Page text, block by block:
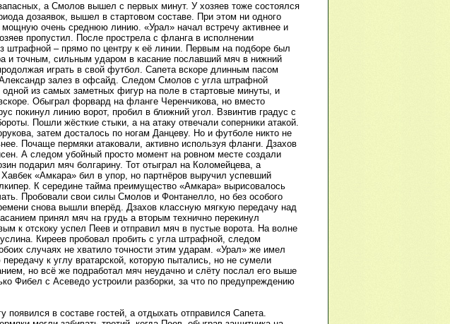
а Смолов вышел с первых минут. У хозяев тоже состоялся
дозаявок, вышел в стартовом составе. При этом ни одного
очень среднюю линию. «Урал» начал встречу активнее и
пропустил. После прострела с фланга в исполнении
штрафной – прямо по центру к её линии. Первым на подборе был
и точным, сильным ударом в касание пославший мяч в нижний
играть в свой футбол. Сапета вскоре длинным пасом
залез в офсайд. Следом Смолов с угла штрафной
из самых заметных фигур на поле в стартовые минуты, и
Обыграл форвард на фланге Черенчикова, но вместо
покинул линию ворот, пробил в ближний угол. Взвинтив градус с
Пошли жёсткие стыки, а на атаку отвечали соперники атакой.
затем досталось по ногам Данцеву. Но и футболе никто не
Почаще пермяки атаковали, активно используя фланги. Дзахов
А следом убойный просто момент на ровном месте создали
подарил мяч болгарину. Тот отыграл на Коломейцева, а
«Амкара» бил в упор, но партнёров выручил успевший
К середине тайма преимущество «Амкара» вырисовалось
Пробовали свои силы Смолов и Фонтанелло, но без особого
снова вышли вперёд. Дзахов классную мягкую передачу над
принял мяч на грудь а вторым технично перекинул
к отскоку успел Пеев и отправил мяч в пустые ворота. На волне
Киреев пробовал пробить с угла штрафной, следом
случаях не хватило точности этим ударам. «Урал» же имел
к углу вратарской, которую пытались, но не сумели
но всё же подработал мяч неудачно и слёту послал его выше
Фибел с Асеведо устроили разборки, за что по предупреждению
в составе гостей, а отдыхать отправился Сапета.